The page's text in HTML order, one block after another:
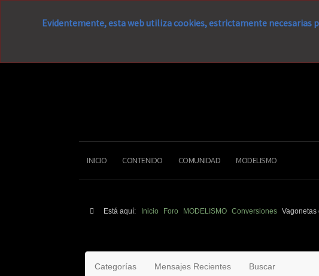
Evidentemente, esta web utiliza cookies, estrictamente
INICIO CONTENIDO COMUNIDAD MODELISMO
Está aquí: Inicio Foro MODELISMO Conversiones Vagonetas
Categorías Mensajes Recientes Buscar